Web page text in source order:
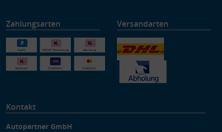
Zahlungsarten Versandarten
Kontakt
Autopartner GmbH